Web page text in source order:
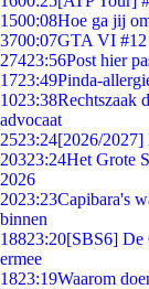
1500:08Hoe ga jij
3700:07GTA VI
27423:56Post hier
1723:49Pinda-
1023:38Rechtszaak
advocaat
2523:24[2026/2027]
20323:24Het Grote
2026
2023:23Capibara's
binnen
18823:20[SBS6] De
ermee
1823:19Waarom